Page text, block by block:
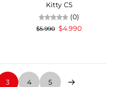
Kitty C5
(0)
$5.990 $4.990
3 4 5